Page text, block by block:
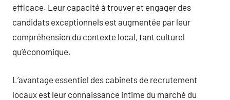
efficace. Leur capacité à trouver et engager des
candidats exceptionnels est augmentée par leur
compréhension du contexte local, tant culturel
qu’économique.
L’avantage essentiel des cabinets de recrutement
locaux est leur connaissance intime du marché du